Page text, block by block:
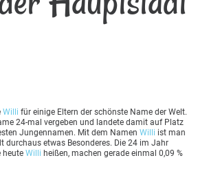
Willi für einige Eltern der schönste Name der Welt.
24-mal vergeben und landete damit auf Platz
Jungennamen. Mit dem Namen Willi ist man
durchaus etwas Besonderes. Die 24 im Jahr
heute Willi heißen, machen gerade einmal 0,09 %